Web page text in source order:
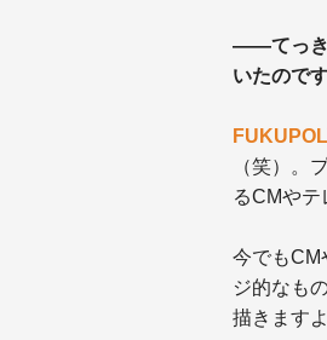
——てっき
いたので
（笑）。
るCMやテ
今でもCM
ジ的なも
描きますよ